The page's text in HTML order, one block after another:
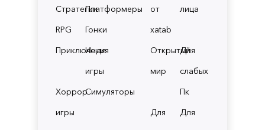
СтратегииПлатформеры
RPG
Гонки
Приключения
Инди
игры
Хоррор
игры
Симуляторы
от
xatab
лица
Открытый
мир
Для
слабых
Пк
Для
Для